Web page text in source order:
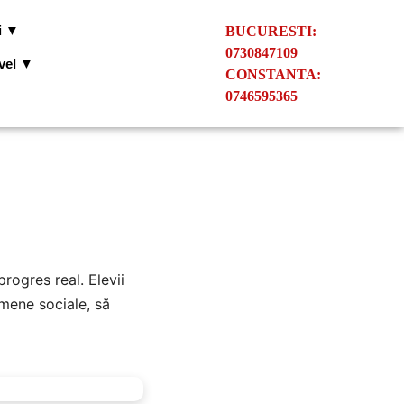
▼
▼
BUCURESTI:
0730847109
CONSTANTA:
0746595365
real. Elevii
sociale, să